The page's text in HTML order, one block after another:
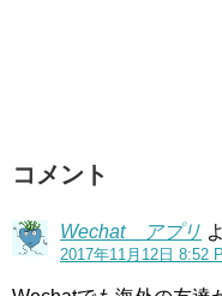
コメント
Wechat アプリ
2017年11月12日 8:52